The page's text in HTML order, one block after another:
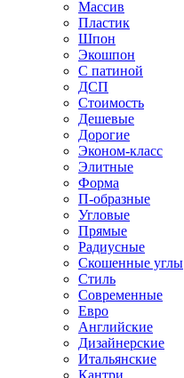
Массив
Пластик
Шпон
Экошпон
С патиной
ДСП
Стоимость
Дешевые
Дорогие
Эконом-класс
Элитные
Форма
П-образные
Угловые
Прямые
Радиусные
Скошенные углы
Стиль
Современные
Евро
Английские
Дизайнерские
Итальянские
Кантри